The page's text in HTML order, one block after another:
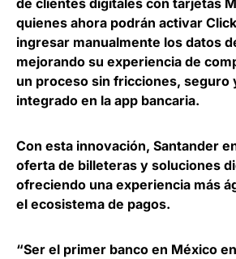
de clientes digitales con tarjetas
quienes ahora podrán activar
ingresar manualmente los datos
mejorando su experiencia de
un proceso sin fricciones, seguro
integrado en la app bancaria.
Con esta innovación, Santander
oferta de billeteras y soluciones
ofreciendo una experiencia más
el ecosistema de pagos.
“Ser el primer banco en México